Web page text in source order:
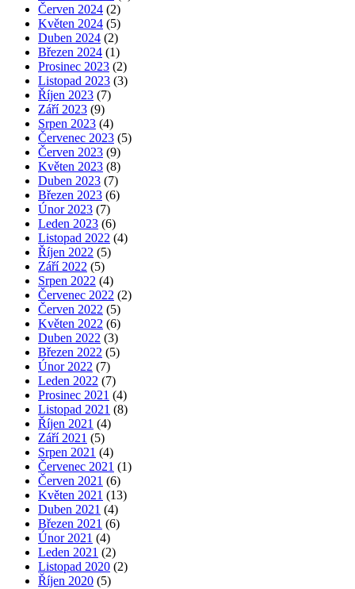
Červen 2024 (2)
Květen 2024 (5)
Duben 2024 (2)
Březen 2024 (1)
Prosinec 2023 (2)
Listopad 2023 (3)
Říjen 2023 (7)
Září 2023 (9)
Srpen 2023 (4)
Červenec 2023 (5)
Červen 2023 (9)
Květen 2023 (8)
Duben 2023 (7)
Březen 2023 (6)
Únor 2023 (7)
Leden 2023 (6)
Listopad 2022 (4)
Říjen 2022 (5)
Září 2022 (5)
Srpen 2022 (4)
Červenec 2022 (2)
Červen 2022 (5)
Květen 2022 (6)
Duben 2022 (3)
Březen 2022 (5)
Únor 2022 (7)
Leden 2022 (7)
Prosinec 2021 (4)
Listopad 2021 (8)
Říjen 2021 (4)
Září 2021 (5)
Srpen 2021 (4)
Červenec 2021 (1)
Červen 2021 (6)
Květen 2021 (13)
Duben 2021 (4)
Březen 2021 (6)
Únor 2021 (4)
Leden 2021 (2)
Listopad 2020 (2)
Říjen 2020 (5)